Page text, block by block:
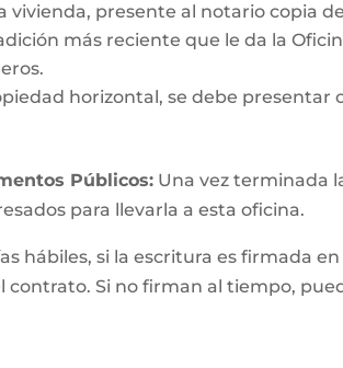
presente al notario copia
más reciente que le da la
horizontal, se debe presentar
Públicos: Una vez terminada
para llevarla a esta oficina.
hábiles, si la escritura es firmada
Si no firman al tiempo,